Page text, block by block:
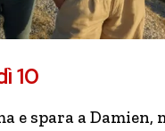
10
e spara a Damien,